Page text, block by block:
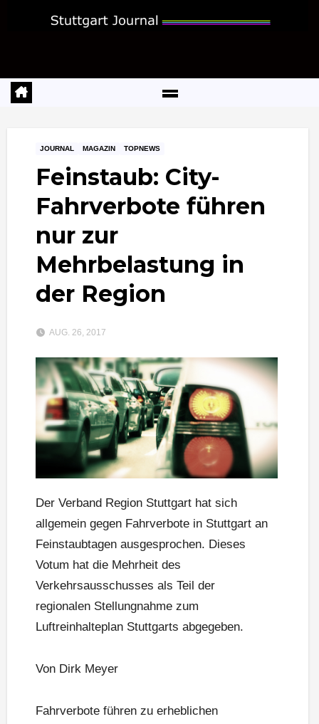
JOURNAL MAGAZIN TOPNEWS
Feinstaub: City-
Fahrverbote führen
nur zur
Mehrbelastung in
der Region
AUG. 26, 2017
Der Verband Region Stuttgart hat sich
allgemein gegen Fahrverbote in Stuttgart an
Feinstaubtagen ausgesprochen. Dieses
Votum hat die Mehrheit des
Verkehrsausschusses als Teil der
regionalen Stellungnahme zum
Luftreinhalteplan Stuttgarts abgegeben.
Von Dirk Meyer
Fahrverbote führen zu erheblichen